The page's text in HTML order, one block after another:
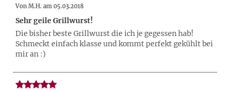
Von M.H. am 05.03.2018
Sehr geile Grillwurst!
Die bisher beste Grillwurst die ich je gegessen hab!
Schmeckt einfach klasse und kommt perfekt gekühlt bei
mir an :)